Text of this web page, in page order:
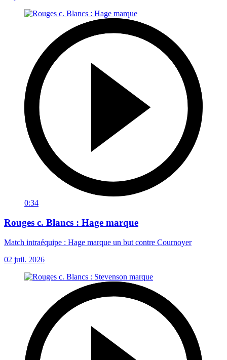
0:34
Rouges c. Blancs : Hage marque
Match intraéquipe : Hage marque un but contre Cournoyer
02 juil. 2026